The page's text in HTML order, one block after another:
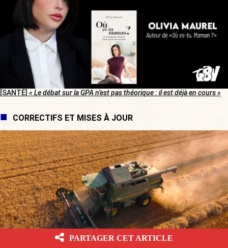
[SANTÉ] « Le débat sur la GPA n’est pas théorique : il est déjà en cours »
CORRECTIFS ET MISES À JOUR
PARTAGER CET ARTICLE